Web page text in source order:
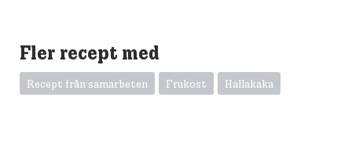
Fler recept med
Recept från samarbeten Frukost Hällakaka